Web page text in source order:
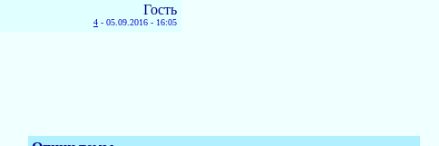
Гость
4 - 05.09.2016 - 16:05